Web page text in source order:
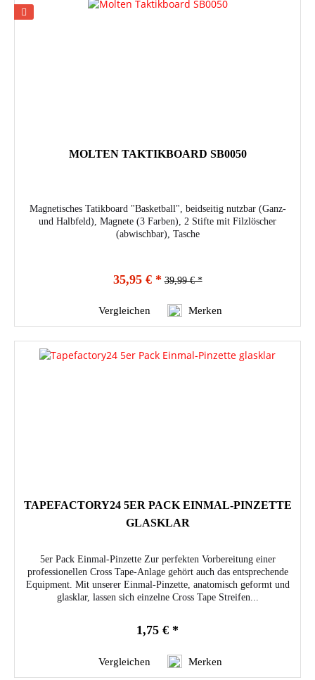
MOLTEN TAKTIKBOARD SB0050
Magnetisches Tatikboard "Basketball", beidseitig nutzbar (Ganz-
und Halbfeld), Magnete (3 Farben), 2 Stifte mit Filzlöscher
(abwischbar), Tasche
35,95 € * 39,99 € *
Vergleichen Merken
TAPEFACTORY24 5ER PACK EINMAL-PINZETTE
GLASKLAR
5er Pack Einmal-Pinzette Zur perfekten Vorbereitung einer
professionellen Cross Tape-Anlage gehört auch das entsprechende
Equipment. Mit unserer Einmal-Pinzette, anatomisch geformt und
glasklar, lassen sich einzelne Cross Tape Streifen...
1,75 € *
Vergleichen Merken